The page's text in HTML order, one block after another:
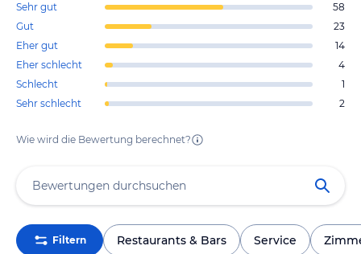
Sehr gut
58
Gut
23
Eher gut
14
Eher schlecht
4
Schlecht
1
Sehr schlecht
2
Wie wird die Bewertung berechnet?
Filtern Restaurants & Bars Service